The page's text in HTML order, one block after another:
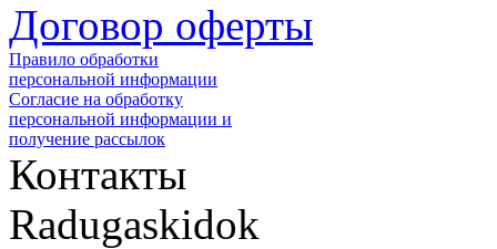
Договор оферты
Правило обработки
персональной информации
Согласие на обработку
персональной информации и
получение рассылок
Контакты
Radugaskidok